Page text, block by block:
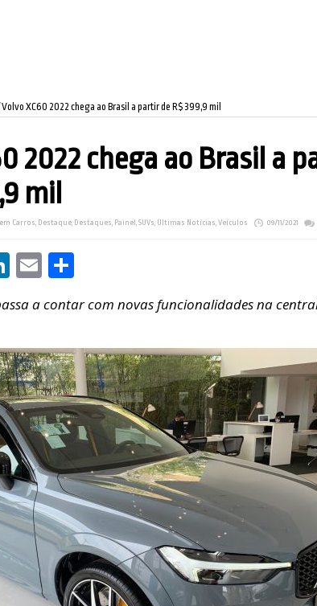
Volvo XC60 2022 chega ao Brasil a partir de R$ 399,9 mil
2022 chega ao Brasil a
mil
em Carros, Destaque, Destaques, Painel , SUVs, Últimas Notícias, Veículos 09/11/2021
LinkedIn
Email
a contar com novas funcionalidades na